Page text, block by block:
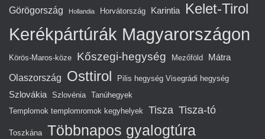
Görögország Hollandia Horvátország Karintia Kelet-Tirol
Kerékpártúrák Magyarországon
Körös-Maros-köze Kőszegi-hegység Mezőföld Mátra
Olaszország Osttirol Pilis hegység Visegrádi hegység
Szlovákia Szlovénia Tanúhegyek
Templomok templomromok kegyhelyek Tisza Tisza-tó
Toszkána Többnapos gyalogtúra